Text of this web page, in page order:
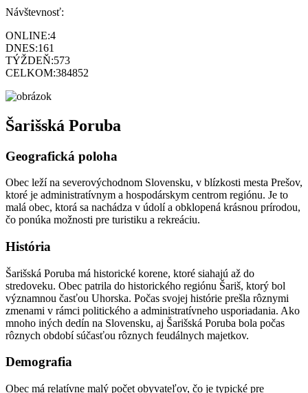
Návštevnosť:
ONLINE:4
DNES:161
TÝŽDEŇ:573
CELKOM:384852
Šarišská Poruba
Geografická poloha
Obec leží na severovýchodnom Slovensku, v blízkosti mesta Prešov,
ktoré je administratívnym a hospodárskym centrom regiónu. Je to
malá obec, ktorá sa nachádza v údolí a obklopená krásnou prírodou,
čo ponúka možnosti pre turistiku a rekreáciu.
História
Šarišská Poruba má historické korene, ktoré siahajú až do
stredoveku. Obec patrila do historického regiónu Šariš, ktorý bol
významnou časťou Uhorska. Počas svojej histórie prešla rôznymi
zmenami v rámci politického a administratívneho usporiadania. Ako
mnoho iných dedín na Slovensku, aj Šarišská Poruba bola počas
rôznych období súčasťou rôznych feudálnych majetkov.
Demografia
Obec má relatívne malý počet obyvateľov, čo je typické pre